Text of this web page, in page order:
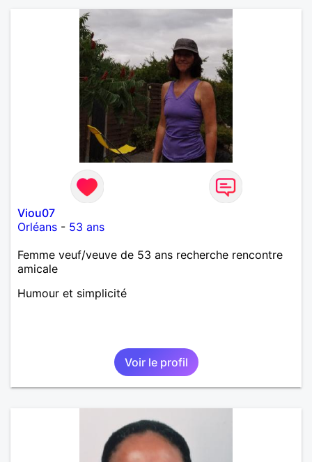
Viou07
Orléans - 53 ans
Femme veuf/veuve de 53 ans recherche rencontre
amicale
Humour et simplicité
Voir le profil